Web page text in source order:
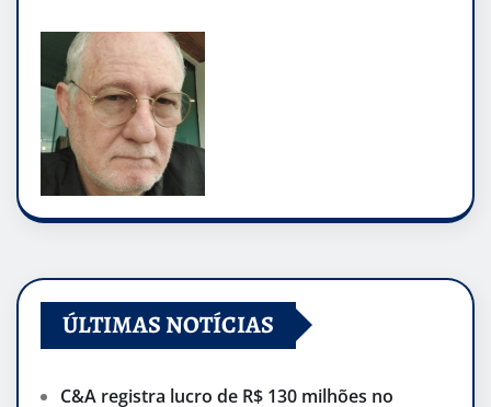
ÚLTIMAS NOTÍCIAS
C&A registra lucro de R$ 130 milhões no